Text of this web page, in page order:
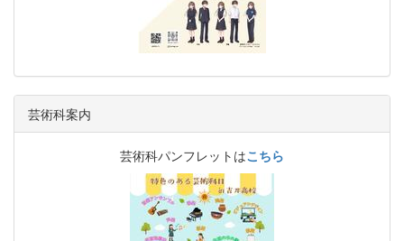
芸術科案内
芸術科パンフレットはこちら